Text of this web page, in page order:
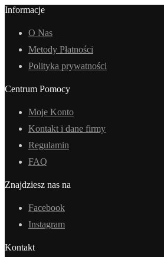
Informacje
O Nas
Metody Płatności
Polityka prywatności
Centrum Pomocy
Moje Konto
Kontakt i dane firmy
Regulamin
FAQ
Znajdziesz nas na
Facebook
Instagram
Kontakt